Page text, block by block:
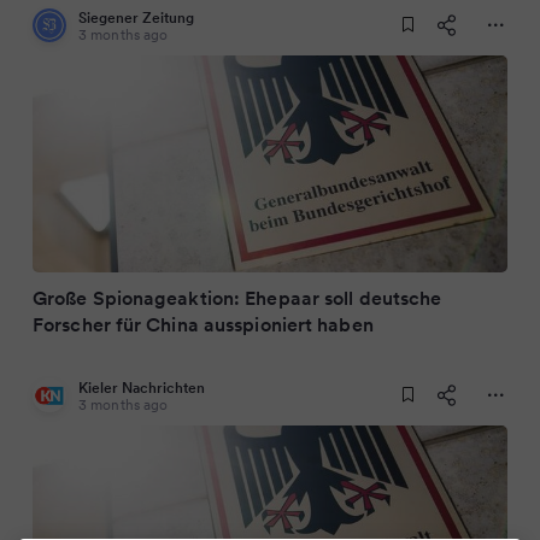
Siegener Zeitung
3 months ago
Große Spionageaktion: Ehepaar soll deutsche
Forscher für China ausspioniert haben
Kieler Nachrichten
3 months ago